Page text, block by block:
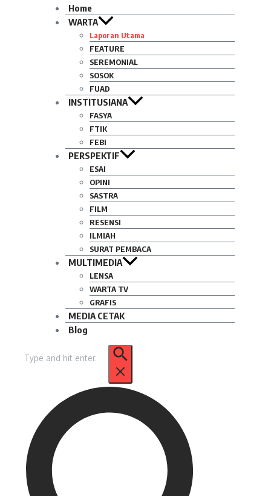
Home
WARTA
Laporan Utama
FEATURE
SEREMONIAL
SOSOK
FUAD
INSTITUSIANA
FASYA
FTIK
FEBI
PERSPEKTIF
ESAI
OPINI
SASTRA
FILM
RESENSI
ILMIAH
SURAT PEMBACA
MULTIMEDIA
LENSA
WARTA TV
GRAFIS
MEDIA CETAK
Blog
untuk: